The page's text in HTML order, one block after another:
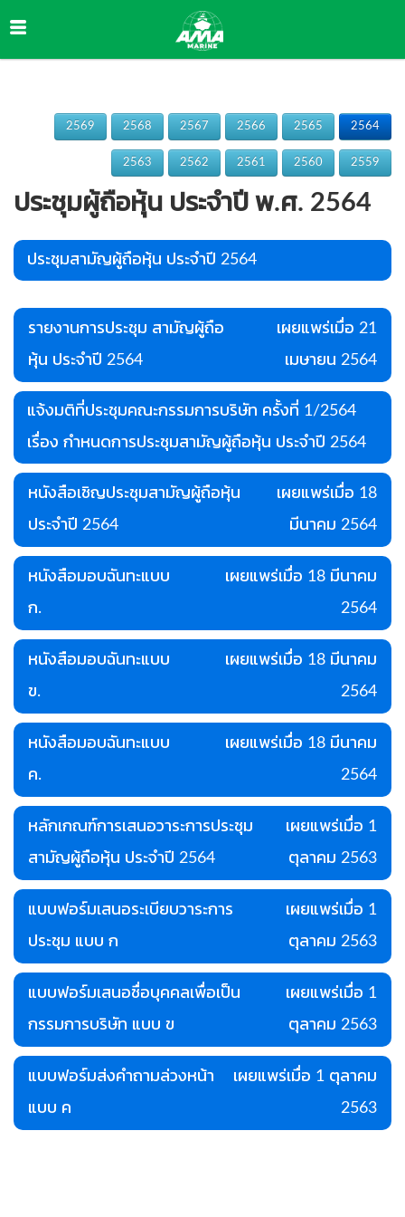
✅ คุกกี้ที่จำเป็น (Necessary)
จำเป็นสำหรับการทำงานหลักของเว็บไซต์ เช่น session, ความปลอดภัย ไม่สามารถปิดได้
ช่วยให้เราเข้าใจพฤติกรรมผู้ใช้งาน เพื่อปรับปรุงเว็บไซต์ เช่น Google Analytics
📣 คุกกี้การตลาด (Marketing)
ใช้สำหรับติดตามพฤติกรรมเพื่อแสดงโฆษณาที่เกี่ยวข้อง เช่น Facebook Pixel
บันทึกการตั้งค่า ยอมรับทั้งหมด
2569 2568 2567 2566 2565 2564
2563 2562 2561 2560 2559
ประชุมผู้ถือหุ้น ประจำปี พ.ศ. 2564
ประชุมสามัญผู้ถือหุ้น ประจำปี 2564
รายงานการประชุม สามัญผู้ถือ
หุ้น ประจำปี 2564
เผยแพร่เมื่อ 21
เมษายน 2564
แจ้งมติที่ประชุมคณะกรรมการบริษัท ครั้งที่ 1/2564
เรื่อง กำหนดการประชุมสามัญผู้ถือหุ้น ประจำปี 2564
หนังสือเชิญประชุมสามัญผู้ถือหุ้น
ประจำปี 2564
เผยแพร่เมื่อ 18
มีนาคม 2564
หนังสือมอบฉันทะแบบ
ก.
เผยแพร่เมื่อ 18 มีนาคม
2564
หนังสือมอบฉันทะแบบ
ข.
เผยแพร่เมื่อ 18 มีนาคม
2564
หนังสือมอบฉันทะแบบ
ค.
เผยแพร่เมื่อ 18 มีนาคม
2564
หลักเกณฑ์การเสนอวาระการประชุม
สามัญผู้ถือหุ้น ประจำปี 2564
เผยแพร่เมื่อ 1
ตุลาคม 2563
แบบฟอร์มเสนอระเบียบวาระการ
ประชุม แบบ ก
เผยแพร่เมื่อ 1
ตุลาคม 2563
แบบฟอร์มเสนอชื่อบุคคลเพื่อเป็น
กรรมการบริษัท แบบ ข
เผยแพร่เมื่อ 1
ตุลาคม 2563
แบบฟอร์มส่งคำถามล่วงหน้า
แบบ ค
เผยแพร่เมื่อ 1 ตุลาคม
2563